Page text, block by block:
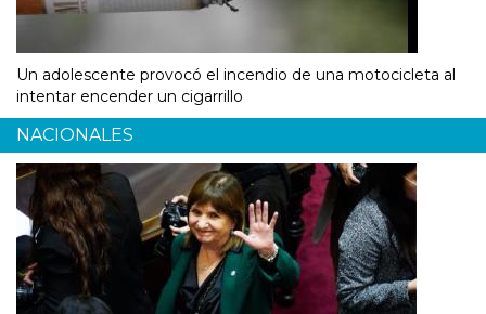
Un adolescente provocó el incendio de una motocicleta al
intentar encender un cigarrillo
NACIONALES